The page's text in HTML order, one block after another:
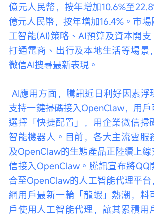
億元人民幣，按年增加10.6%至
億元人民幣，按年增加16.4%。市
工智能(AI)策略、AI預算及資本開
打通電商、出行及本地生活等場景
微信AI搜尋最新表現。
支持一鍵掃碼接入OpenClaw，用
選擇「快捷配置」，用企業微信掃
智能機器人。目前，各大主流雲服
及OpenClaw的生態產品正陸續上
信接入OpenClaw。騰訊宣布將QQ
合至OpenClaw的人工智能代理平
網用戶最新一輪「龍蝦」熱潮，料
戶使用人工智能代理，讓其累積用